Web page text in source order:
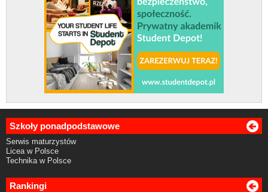
Szkoły ponadpodstawowe
Serwis maturzystów
Licea w Polsce
Technika w Polsce
Rankingi